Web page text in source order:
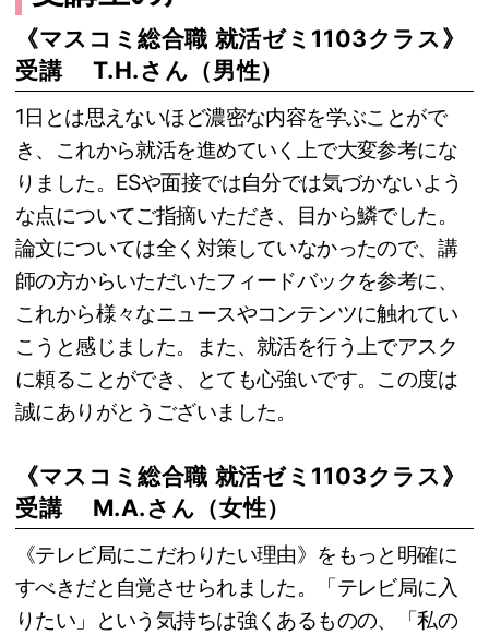
《マスコミ総合職 就活ゼミ1103クラス》
受講 T.H.さん（男性）
1日とは思えないほど濃密な内容を学ぶことがで
き、これから就活を進めていく上で大変参考にな
りました。ESや面接では自分では気づかないよう
な点についてご指摘いただき、目から鱗でした。
論文については全く対策していなかったので、講
師の方からいただいたフィードバックを参考に、
これから様々なニュースやコンテンツに触れてい
こうと感じました。また、就活を行う上でアスク
に頼ることができ、とても心強いです。この度は
誠にありがとうございました。
《マスコミ総合職 就活ゼミ1103クラス》
受講 M.A.さん（女性）
《テレビ局にこだわりたい理由》をもっと明確に
すべきだと自覚させられました。「テレビ局に入
りたい」という気持ちは強くあるものの、「私の